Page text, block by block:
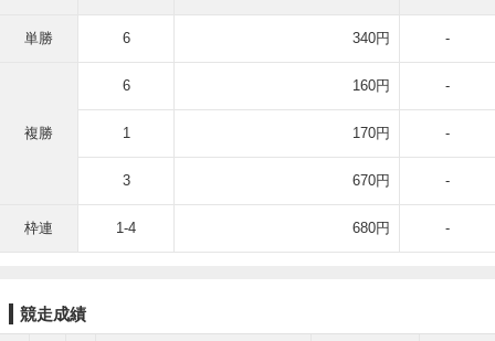
単勝 6 340円 -
複勝
6 160円 -
1 170円 -
3 670円 -
枠連 1-4 680円 -
競走成績